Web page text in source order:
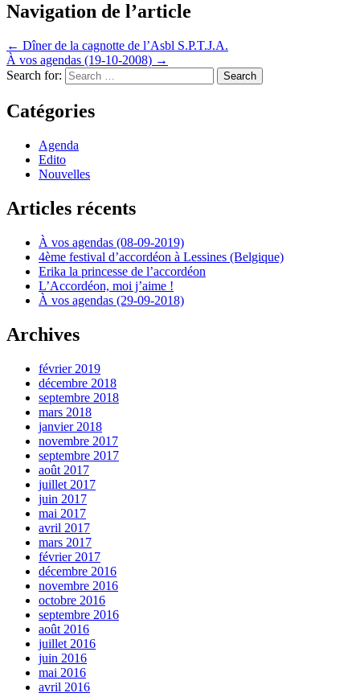
Navigation de l’article
← Dîner de la cagnotte de l’Asbl S.P.T.J.A.
À vos agendas (19-10-2008) →
Search for:
Catégories
Agenda
Edito
Nouvelles
Articles récents
À vos agendas (08-09-2019)
4ème festival d’accordéon à Lessines (Belgique)
Erika la princesse de l’accordéon
L’Accordéon, moi j’aime !
À vos agendas (29-09-2018)
Archives
février 2019
décembre 2018
septembre 2018
mars 2018
janvier 2018
novembre 2017
septembre 2017
août 2017
juillet 2017
juin 2017
mai 2017
avril 2017
mars 2017
février 2017
décembre 2016
novembre 2016
octobre 2016
septembre 2016
août 2016
juillet 2016
juin 2016
mai 2016
avril 2016